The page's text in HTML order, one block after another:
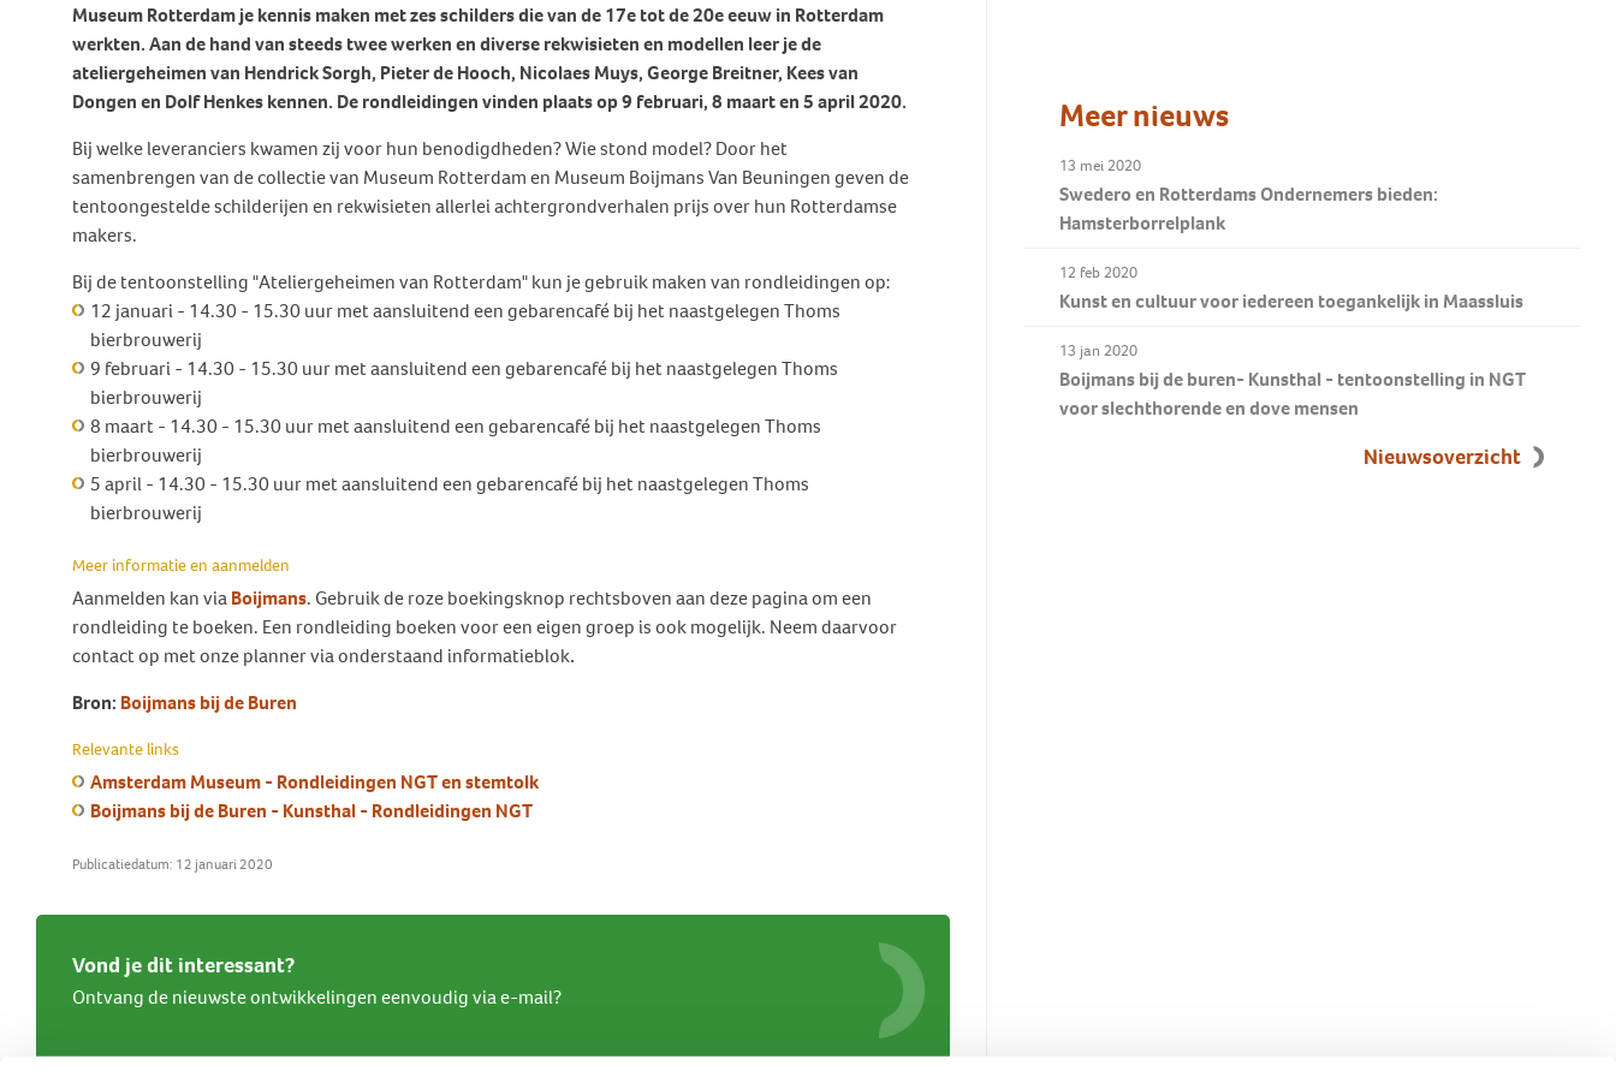
Botverankerd hoorsysteem
(BCD)
Vraagbaak
World Hearing Day
Behandeling Duizeligheid en
Evenwicht
Ervaringsverhalen Duizeligheid
en Evenwicht
Evenwichtsproblemen bij
kinderen
Wat doen wij voor jou?
Vraagbaak
Lees verder >
Vrijwilligers
Klachten en geschillen
Vacatures
Adverteren
Contact
Museum Rotterdam je kennis maken met zes schilders die van de 17e tot de 20e eeuw in Rotterdam
werkten. Aan de hand van steeds twee werken en diverse rekwisieten en modellen leer je de
ateliergeheimen van Hendrick Sorgh, Pieter de Hooch, Nicolaes Muys, George Breitner, Kees van
Dongen en Dolf Henkes kennen. De rondleidingen vinden plaats op 9 februari, 8 maart en 5 april 2020.
Bij welke leveranciers kwamen zij voor hun benodigdheden? Wie stond model? Door het
samenbrengen van de collectie van Museum Rotterdam en Museum Boijmans Van Beuningen geven de
tentoongestelde schilderijen en rekwisieten allerlei achtergrondverhalen prijs over hun Rotterdamse
makers.
Bij de tentoonstelling "Ateliergeheimen van Rotterdam" kun je gebruik maken van rondleidingen op:
12 januari - 14.30 - 15.30 uur met aansluitend een gebarencafé bij het naastgelegen Thoms
bierbrouwerij
9 februari - 14.30 - 15.30 uur met aansluitend een gebarencafé bij het naastgelegen Thoms
bierbrouwerij
8 maart - 14.30 - 15.30 uur met aansluitend een gebarencafé bij het naastgelegen Thoms
bierbrouwerij
5 april - 14.30 - 15.30 uur met aansluitend een gebarencafé bij het naastgelegen Thoms
bierbrouwerij
Meer informatie en aanmelden
Aanmelden kan viaBoijmans. Gebruik de roze boekingsknop rechtsboven aan deze pagina om een
rondleiding te boeken. Een rondleiding boeken voor een eigen groep is ook mogelijk. Neem daarvoor
contact op met onze planner via onderstaand informatieblok.
Bron: Boijmans bij de Buren
Relevante links
Amsterdam Museum - Rondleidingen NGT en stemtolk
Boijmans bij de Buren - Kunsthal - Rondleidingen NGT
Publicatiedatum: 12 januari 2020
Vond je dit interessant?
Ontvang de nieuwste ontwikkelingen eenvoudig via e-mail?
Meer nieuws
13 mei 2020
Swedero en Rotterdams Ondernemers bieden:
Hamsterborrelplank
12 feb 2020
Kunst en cultuur voor iedereen toegankelijk in Maassluis
13 jan 2020
Boijmans bij de buren- Kunsthal - tentoonstelling in NGT
voor slechthorende en dove mensen
Nieuwsoverzicht